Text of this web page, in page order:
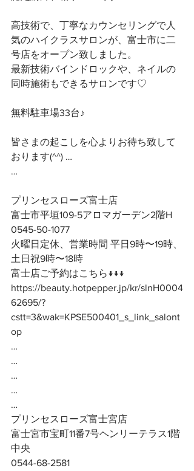
高技術で、丁寧なカウンセリングで人
気のハイクラスサロンが、富士市に二
号店をオープン致しました。
最新技術バインドロックや、ネイルの
同時施術もできるサロンです♡
無料駐車場33台♪
皆さまの起こしを心よりお待ち致して
おります(^^) …
…
プリンセスローズ富士店
富士市平垣109-5アロマガーデン2階H
0545-50-1077
火曜日定休、営業時間 平日9時〜19時、
土日祝9時〜18時
富士店ご予約はこちら↓↓↓
https://beauty.hotpepper.jp/kr/slnH0004
62695/?
cstt=3&wak=KPSE500401_s_link_salont
op
…
…
…
…
…
プリンセスローズ富士宮店
富士宮市宝町11番7号ヘンリーテラス1階
中央
0544-68-2581